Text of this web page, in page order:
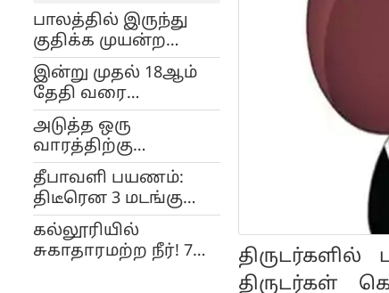
பாலத்தில் இருந்து
குதிக்க முயன்ற
திருநங்கை..
செய்தியாளர்
காப்பாற்றிய
சம்பவம்..
போராட்டத்தில்
பரபரப்பு..!
இன்று முதல் 18ஆம்
தேதி வரை
தமிழகத்தில் மழை
பெய்யும்: வானிலை
எச்சரிக்கை..!
அடுத்த ஒரு
வாரத்திற்கு
காத்திருக்குது செம
மழை! எந்தெந்த
மாவட்டங்களில்?
தீபாவளி பயணம்:
திடீரென 3 மடங்கு
விலை உயர்ந்த
ஆம்னி பஸ்
டிக்கெட்டுகள்! -
கல்லூரியில்
சுகாதாரமற்ற நீர்! 7
திருடர்கள்